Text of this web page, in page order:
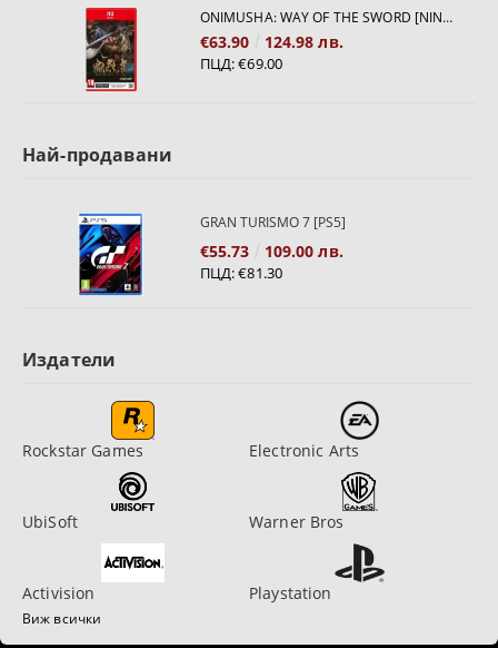
ONIMUSHA: WAY OF THE SWORD [NINTENDO SWITCH 2]
€63.90 124.98 лв.
ПЦД:€69.00
Най-продавани
GRAN TURISMO 7 [PS5]
€55.73 109.00 лв.
ПЦД:€81.30
Издатели
Rockstar Games Electronic Arts
UbiSoft Warner Bros
Activision Playstation
Виж всички